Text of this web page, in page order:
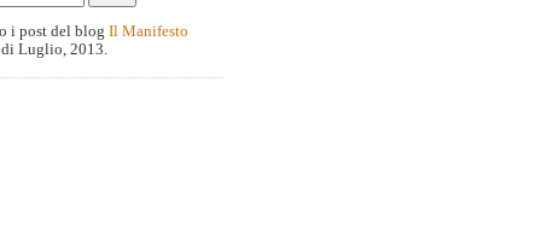
i post del blog Il Manifesto
Luglio, 2013.